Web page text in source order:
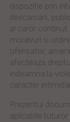
dispozitie prin
descarcarii,
al caror continut
moravuri si
ofensator,
afecteaza
indeamna la
caracter
Prezentul
aplicabile